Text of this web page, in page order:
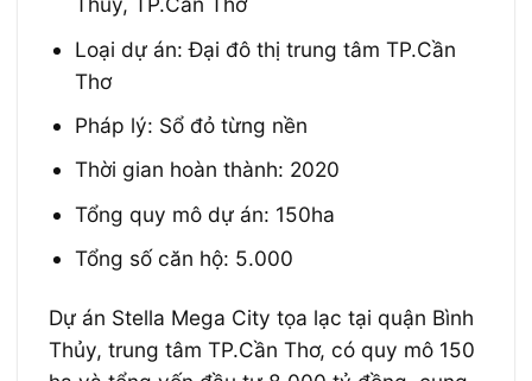
Loại dự án: Đại đô thị trung tâm TP.Cần
Thơ
Pháp lý: Sổ đỏ từng nền
Thời gian hoàn thành: 2020
Tổng quy mô dự án: 150ha
Tổng số căn hộ: 5.000
Dự án Stella Mega City tọa lạc tại quận Bình
Thủy, trung tâm TP.Cần Thơ, có quy mô 150